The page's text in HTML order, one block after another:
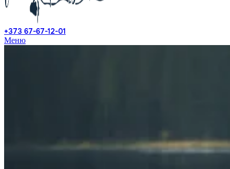
+373 67-67-12-01
Меню